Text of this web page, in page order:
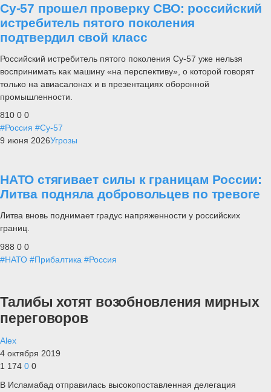
Су-57 прошел проверку СВО: российский
истребитель пятого поколения
подтвердил свой класс
Российский истребитель пятого поколения Су-57 уже нельзя
воспринимать как машину «на перспективу», о которой говорят
только на авиасалонах и в презентациях оборонной
промышленности.
810 0 0
#Россия #Су-57
9 июня 2026Угрозы
НАТО стягивает силы к границам России:
Литва подняла добровольцев по тревоге
Литва вновь поднимает градус напряженности у российских
границ.
988 0 0
#НАТО #Прибалтика #Россия
Талибы хотят возобновления мирных
переговоров
Alex
4 октября 2019
1 174 0 0
В Исламабад отправилась высокопоставленная делегация